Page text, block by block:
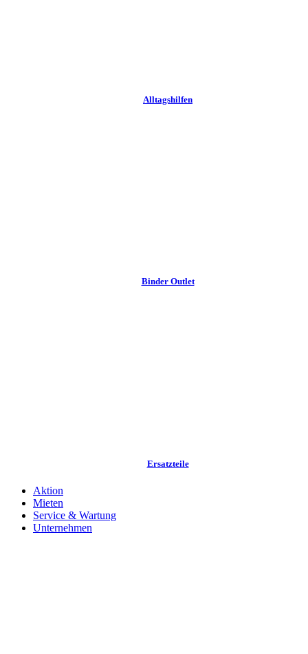
Alltags­hilfen
Binder Outlet
Ersatzteile
Aktion
Mieten
Service & Wartung
Unternehmen